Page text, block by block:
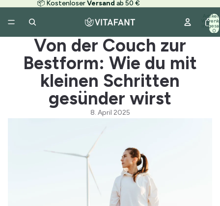
📦 KostenloserVersand ab 50 €
Artikel
0
Von der Couch zur
Bestform: Wie du mit
kleinen Schritten
gesünder wirst
8. April 2025